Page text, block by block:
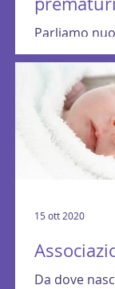
Legge
Parliamo
104/92 per
sociale e i
disabilità. I
15 ott 2020